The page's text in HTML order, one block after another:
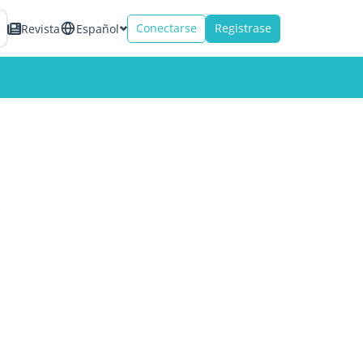
Revista Español Conectarse Registrase